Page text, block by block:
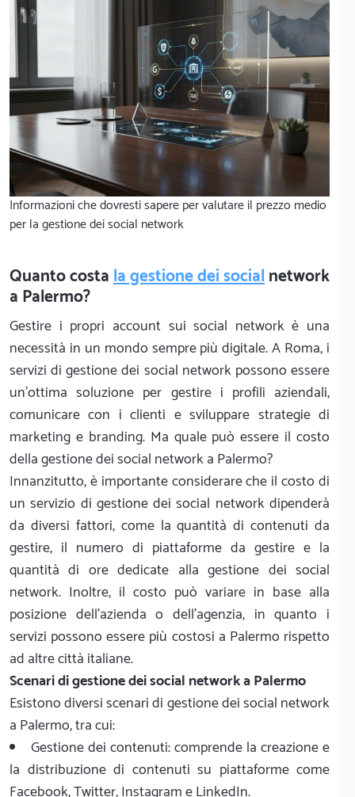
Informazioni che dovresti sapere per valutare il prezzo medio
per la gestione dei social network
Quanto costala gestione dei socialnetwork
a Palermo?
Gestire i propri account sui social network è una
necessità in un mondo sempre più digitale. A Roma, i
servizi di gestione dei social network possono essere
un'ottima soluzione per gestire i profili aziendali,
comunicare con i clienti e sviluppare strategie di
marketing e branding. Ma quale può essere il costo
della gestione dei social network a Palermo?
Innanzitutto, è importante considerare che il costo di
un servizio di gestione dei social network dipenderà
da diversi fattori, come la quantità di contenuti da
gestire, il numero di piattaforme da gestire e la
quantità di ore dedicate alla gestione dei social
network. Inoltre, il costo può variare in base alla
posizione dell'azienda o dell'agenzia, in quanto i
servizi possono essere più costosi a Palermo rispetto
ad altre città italiane.
Scenari di gestione dei social network a Palermo
Esistono diversi scenari di gestione dei social network
a Palermo, tra cui:
Gestione dei contenuti: comprende la creazione e
la distribuzione di contenuti su piattaforme come